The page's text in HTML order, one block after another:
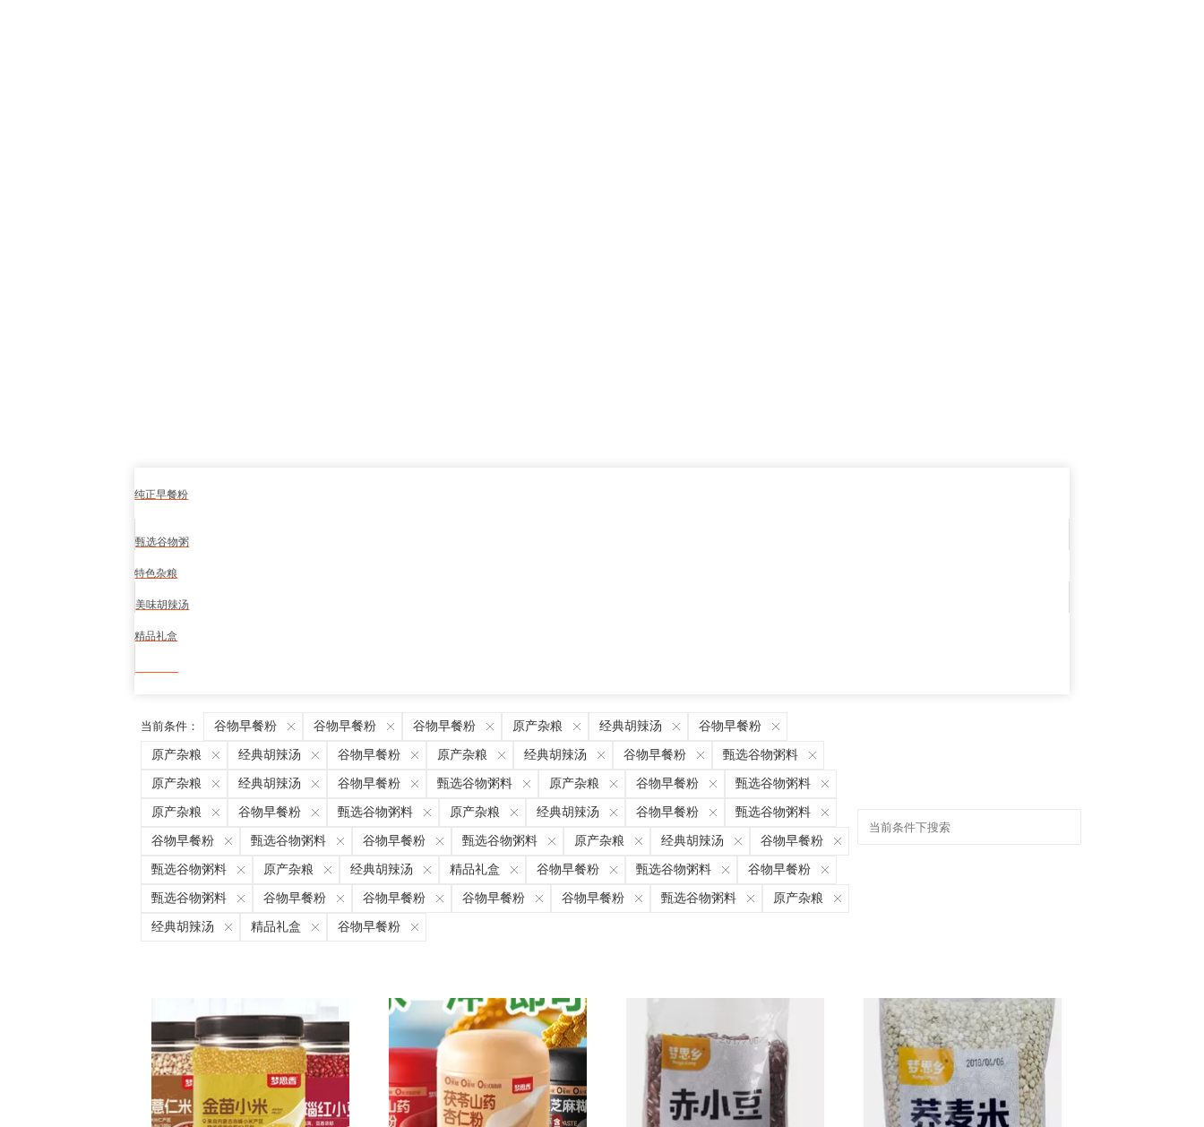
纯正早餐粉
甄选谷物粥
特色杂粮
美味胡辣汤
精品礼盒
当前条件： 谷物早餐粉 谷物早餐粉 谷物早餐粉 原产杂粮 经典胡辣汤 谷物早餐粉
原产杂粮 经典胡辣汤 谷物早餐粉 原产杂粮 经典胡辣汤 谷物早餐粉 甄选谷物粥料
原产杂粮 经典胡辣汤 谷物早餐粉 甄选谷物粥料 原产杂粮 谷物早餐粉 甄选谷物粥料
原产杂粮 谷物早餐粉 甄选谷物粥料 原产杂粮 经典胡辣汤 谷物早餐粉 甄选谷物粥料
谷物早餐粉 甄选谷物粥料 谷物早餐粉 甄选谷物粥料 原产杂粮 经典胡辣汤 谷物早餐粉
甄选谷物粥料 原产杂粮 经典胡辣汤 精品礼盒 谷物早餐粉 甄选谷物粥料 谷物早餐粉
甄选谷物粥料 谷物早餐粉 谷物早餐粉 谷物早餐粉 谷物早餐粉 甄选谷物粥料 原产杂粮
经典胡辣汤 精品礼盒 谷物早餐粉